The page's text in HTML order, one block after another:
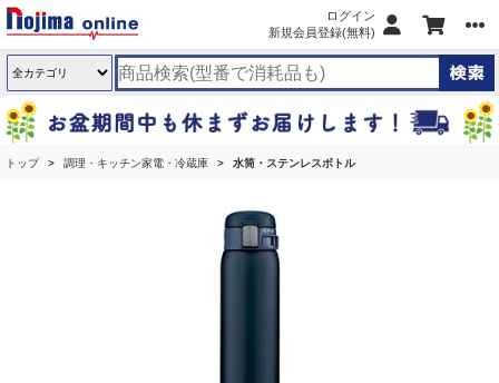
ログイン
新規会員登録(無料)
トップ 調理・キッチン家電・冷蔵庫 水筒・ステンレスボトル